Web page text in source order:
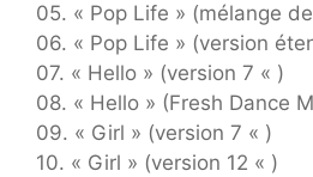
05. « Pop Life » (mélange
06. « Pop Life » (version
07. « Hello » (version 7 « )
08. « Hello » (Fresh Dance
09. « Girl » (version 7 « )
10. « Girl » (version 12 « )